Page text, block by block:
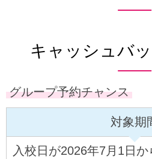
キャッシュバ
グループ予約チャンス
対象期
入校日が2026年7月1日